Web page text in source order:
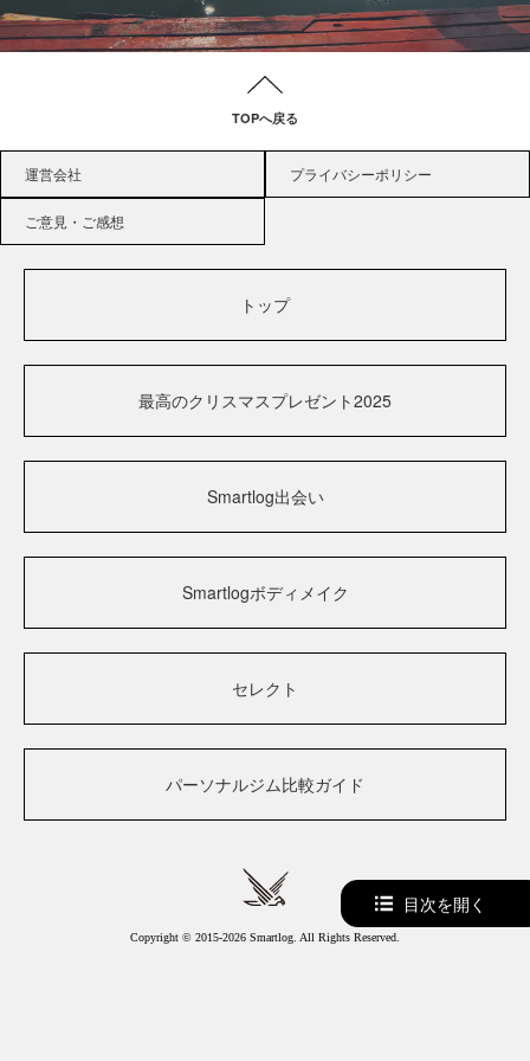
TOPへ戻る
運営会社 プライバシーポリシー
ご意見・ご感想
トップ
最高のクリスマスプレゼント2025
Smartlog出会い
Smartlogボディメイク
セレクト
パーソナルジム比較ガイド
Copyright © 2015-2026 Smartlog. All Rights Reserved.
目次を開く